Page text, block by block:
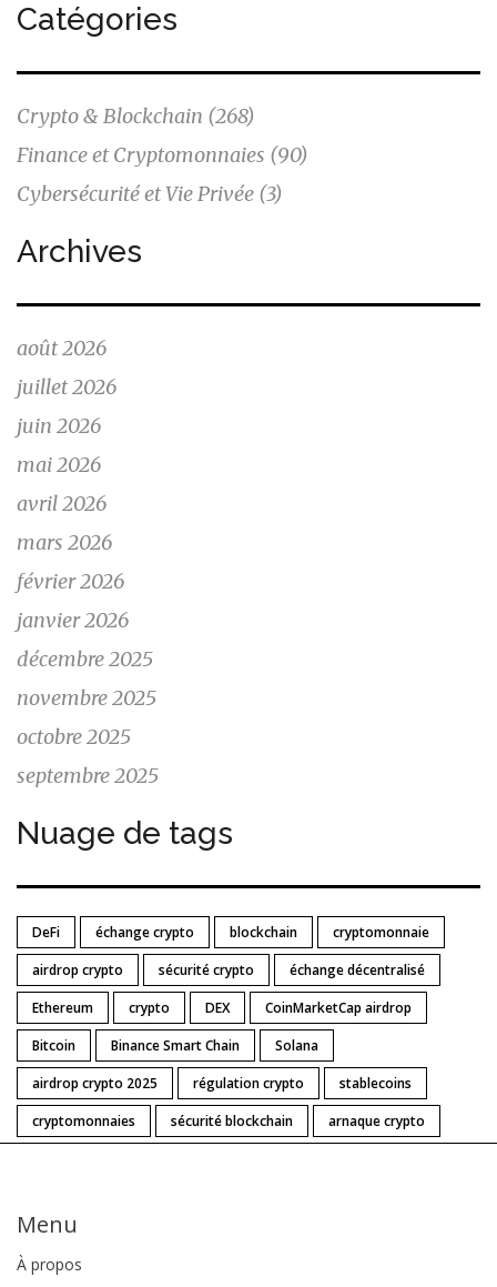
Catégories
Crypto & Blockchain (268)
Finance et Cryptomonnaies (90)
Cybersécurité et Vie Privée (3)
Archives
août 2026
juillet 2026
juin 2026
mai 2026
avril 2026
mars 2026
février 2026
janvier 2026
décembre 2025
novembre 2025
octobre 2025
septembre 2025
Nuage de tags
DeFi échange crypto blockchain
cryptomonnaie
airdrop crypto
sécurité crypto
échange décentralisé
Ethereum
crypto DEX
CoinMarketCap airdrop
Bitcoin
Binance Smart Chain
Solana
airdrop crypto 2025
régulation crypto
stablecoins
cryptomonnaies
sécurité blockchain arnaque crypto
Menu
À propos